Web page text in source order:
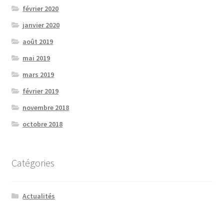
février 2020
janvier 2020
août 2019
mai 2019
mars 2019
février 2019
novembre 2018
octobre 2018
Catégories
Actualités